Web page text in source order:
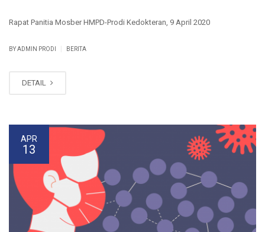
Rapat Panitia Mosber HMPD-Prodi Kedokteran, 9 April 2020
BY ADMIN PRODI BERITA
DETAIL
APR
13